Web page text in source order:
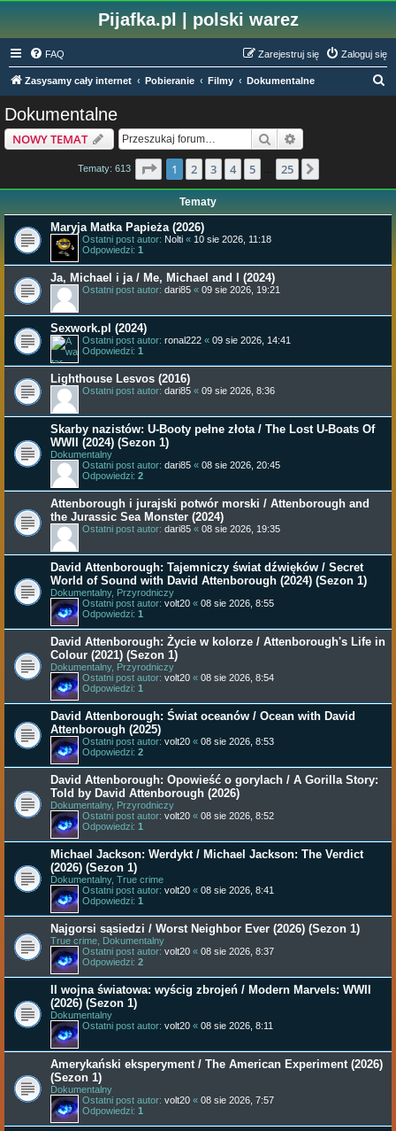
Pijafka.pl | polski warez
FAQ Zaloguj się
Zarejestruj się
Zasysamy cały internet Pobieranie Filmy Dokumentalne
Dokumentalne
NOWY TEMAT Szukaj
Tematy: 613 Strona1 z25
1 2 3 4 5 25
Tematy
Maryja Matka Papieża (2026)
Ostatni post autor: Nolti « 10 sie 2026, 11:18
Odpowiedzi: 1
Ja, Michael i ja / Me, Michael and I (2024)
Ostatni post autor: dari85 « 09 sie 2026, 19:21
Sexwork.pl (2024)
Ostatni post autor: ronal222 « 09 sie 2026, 14:41
Odpowiedzi: 1
Lighthouse Lesvos (2016)
Ostatni post autor: dari85 « 09 sie 2026, 8:36
Skarby nazistów: U-Booty pełne złota / The Lost U-Boats Of
WWII (2024) (Sezon 1)
Dokumentalny
Ostatni post autor: dari85 « 08 sie 2026, 20:45
Odpowiedzi: 2
Attenborough i jurajski potwór morski / Attenborough and
the Jurassic Sea Monster (2024)
Ostatni post autor: dari85 « 08 sie 2026, 19:35
David Attenborough: Tajemniczy świat dźwięków / Secret
World of Sound with David Attenborough (2024) (Sezon 1)
Dokumentalny, Przyrodniczy
Ostatni post autor: volt20 « 08 sie 2026, 8:55
Odpowiedzi: 1
David Attenborough: Życie w kolorze / Attenborough's Life in
Colour (2021) (Sezon 1)
Dokumentalny, Przyrodniczy
Ostatni post autor: volt20 « 08 sie 2026, 8:54
Odpowiedzi: 1
David Attenborough: Świat oceanów / Ocean with David
Attenborough (2025)
Ostatni post autor: volt20 « 08 sie 2026, 8:53
Odpowiedzi: 2
David Attenborough: Opowieść o gorylach / A Gorilla Story:
Told by David Attenborough (2026)
Dokumentalny, Przyrodniczy
Ostatni post autor: volt20 « 08 sie 2026, 8:52
Odpowiedzi: 1
Michael Jackson: Werdykt / Michael Jackson: The Verdict
(2026) (Sezon 1)
Dokumentalny, True crime
Ostatni post autor: volt20 « 08 sie 2026, 8:41
Odpowiedzi: 1
Najgorsi sąsiedzi / Worst Neighbor Ever (2026) (Sezon 1)
True crime, Dokumentalny
Ostatni post autor: volt20 « 08 sie 2026, 8:37
Odpowiedzi: 2
II wojna światowa: wyścig zbrojeń / Modern Marvels: WWII
(2026) (Sezon 1)
Dokumentalny
Ostatni post autor: volt20 « 08 sie 2026, 8:11
Amerykański eksperyment / The American Experiment (2026)
(Sezon 1)
Dokumentalny
Ostatni post autor: volt20 « 08 sie 2026, 7:57
Odpowiedzi: 1